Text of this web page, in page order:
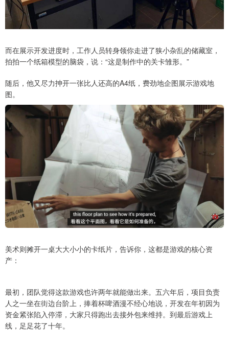
而在展示开发进度时，工作人员转身领你走进了狭小杂乱的储藏室，
拍拍一个纸箱模型的脑袋，说：“这是制作中的关卡雏形。”
随后，他又尽力抻开一张比人还高的A4纸，费劲地企图展示游戏地
图。
美术则摊开一桌大大小小的卡纸片，告诉你，这都是游戏的核心资
产：
最初，团队觉得这款游戏也许两年就能做出来。五六年后，项目负责
人之一坐在街边台阶上，捧着杯啤酒漫不经心地说，开发在年初因为
资金紧张陷入停滞，大家只得跑出去接外包来维持。到最后游戏上
线，足足花了十年。